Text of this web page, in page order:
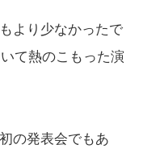
より少なかったで
て熱のこもった演
の発表会でもあ